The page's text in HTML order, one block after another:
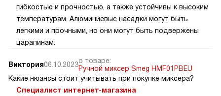
гибкостью и прочностью, а также устойчивы к высоким
температурам. Алюминиевые насадки могут быть
легкими и прочными, но они могут быть подвержены
царапинам.
Виктория06.10.2023о товаре:
Ручной миксер Smeg HMF01PBEU
Какие нюансы стоит учитывать при покупке миксера?
Специалист интернет-магазина